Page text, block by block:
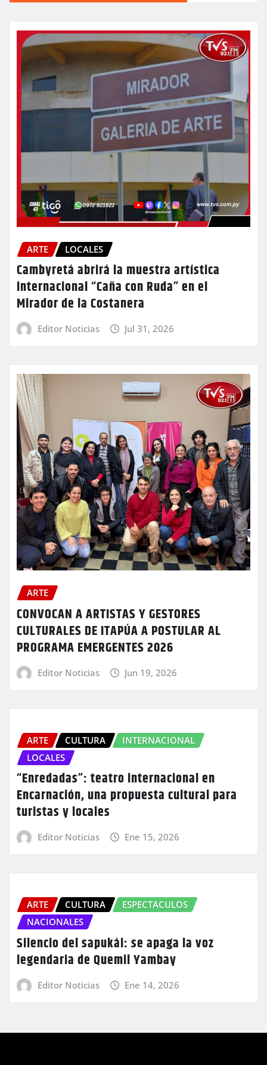
ARTE LOCALES
Cambyretá abrirá la muestra artística
internacional “Caña con Ruda” en el
Mirador de la Costanera
Editor Noticias Jul 31, 2026
ARTE
CONVOCAN A ARTISTAS Y GESTORES
CULTURALES DE ITAPÚA A POSTULAR AL
PROGRAMA EMERGENTES 2026
Editor Noticias Jun 19, 2026
ARTE CULTURA
INTERNACIONAL
LOCALES
“Enredadas”: teatro internacional en
Encarnación, una propuesta cultural para
turistas y locales
Editor Noticias Ene 15, 2026
ARTE CULTURA
ESPECTACULOS
NACIONALES
Silencio del sapukái: se apaga la voz
legendaria de Quemil Yambay
Editor Noticias Ene 14, 2026